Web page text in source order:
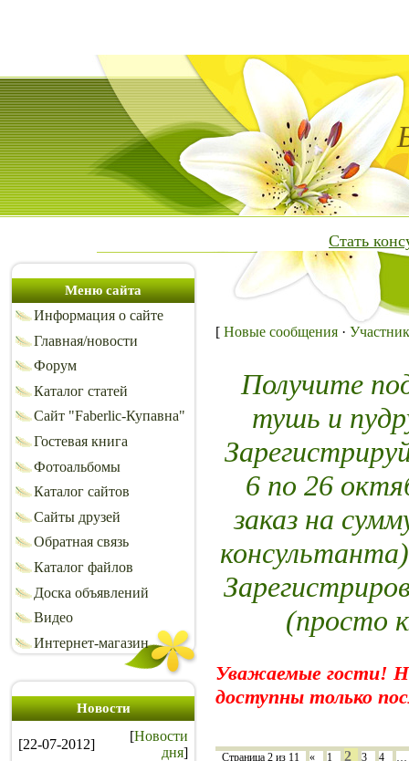
Стать
Меню сайта
Информация о сайте
Главная/новости
Форум
Каталог статей
Сайт "Faberlic-Купавна"
Гостевая книга
Фотоальбомы
Каталог сайтов
Сайты друзей
Обратная связь
Каталог файлов
Доска объявлений
Видео
Интернет-магазин
Новости
[22-07-2012]
[Новости
дня]
[ Новые сообщения ·
Получите
тушь и
6 по 26
заказ на
(просто
Уважаемые гости!
доступны только
Страница 2 из 11 « 1 2 3 4 …